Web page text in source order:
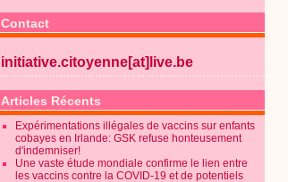
Contact
initiative.citoyenne[at]live.be
Articles Récents
Expérimentations illégales de vaccins sur enfants
cobayes en Irlande: GSK refuse honteusement
d'indemniser!
Une vaste étude mondiale confirme le lien entre
les vaccins contre la COVID-19 et de potentiels